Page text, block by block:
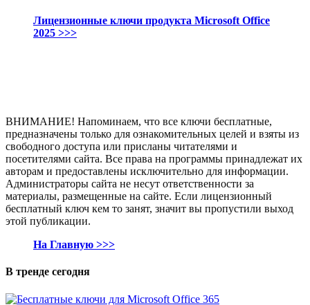
Лицензионные ключи продукта Microsoft Office
2025 >>>
ВНИМАНИЕ! Напоминаем, что все ключи бесплатные,
предназначены только для ознакомительных целей и взяты из
свободного доступа или присланы читателями и
посетителями сайта. Все права на программы принадлежат их
авторам и предоставлены исключительно для информации.
Администраторы сайта не несут ответственности за
материалы, размещенные на сайте. Если лицензионный
бесплатный ключ кем то занят, значит вы пропустили выход
этой публикации.
На Главную >>>
В тренде сегодня